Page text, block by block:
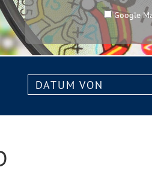
Google
Datum
von: